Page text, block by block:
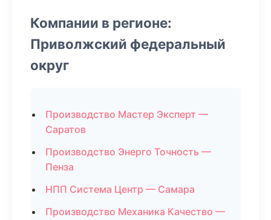
Компании в регионе:
Приволжский федеральный
округ
Производство Мастер Эксперт —
Саратов
Производство Энерго Точность —
Пенза
НПП Система Центр — Самара
Производство Механика Качество —